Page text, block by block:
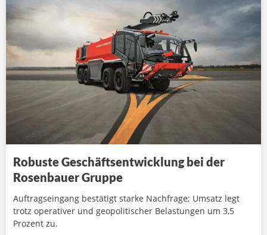
Robuste Geschäftsentwicklung bei der
Rosenbauer Gruppe
Auftragseingang bestätigt starke Nachfrage; Umsatz legt
trotz operativer und geopolitischer Belastungen um 3,5
Prozent zu.